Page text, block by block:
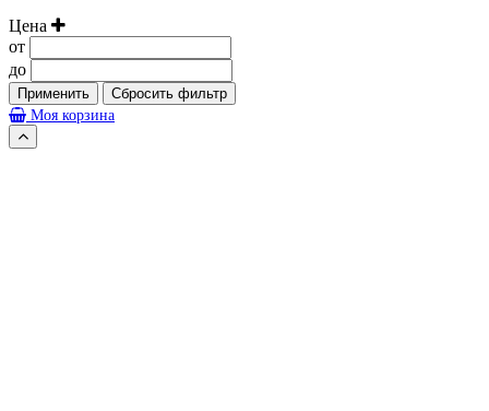
Цена
от
до
Применить
Сбросить фильтр
Моя корзина